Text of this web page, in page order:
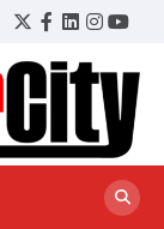
Twitter
Facebook
LinkedIn